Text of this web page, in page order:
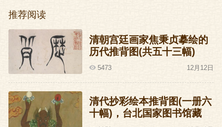
惧。
打仗好像也不是特别地好玩。
逃！
百官倾轧于道,军士辗死于途。瓦剌的铁骑
已经声声耳闻。
推荐阅读
清朝宫廷画家焦秉贞摹绘的
历代推背图(共五十三幅)
5473 12月12日
清代抄彩绘本推背图(一册六
十幅)，台北国家图书馆藏